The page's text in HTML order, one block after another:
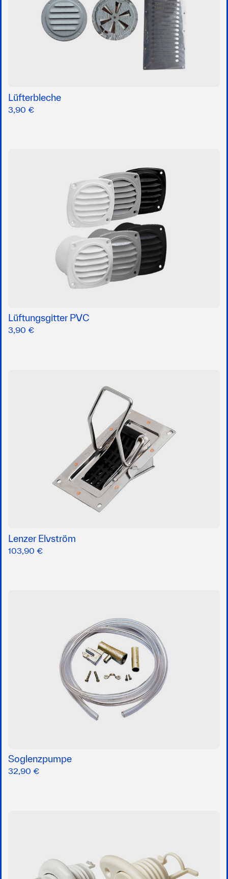
Lüfterbleche
3,90 €
Lüftungsgitter PVC
3,90 €
Lenzer Elvström
103,90 €
Soglenzpumpe
32,90 €